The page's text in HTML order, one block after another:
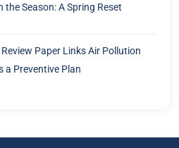
Season: A Spring Reset
Paper Links Air Pollution
a Preventive Plan